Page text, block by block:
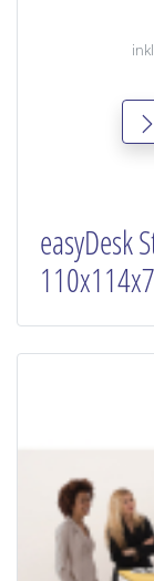
easyDesk